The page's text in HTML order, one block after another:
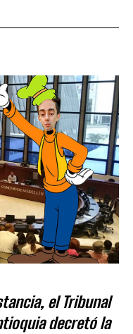
el Tribunal
decretó la